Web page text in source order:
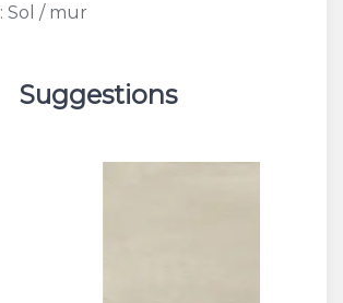
: Sol / mur
Suggestions